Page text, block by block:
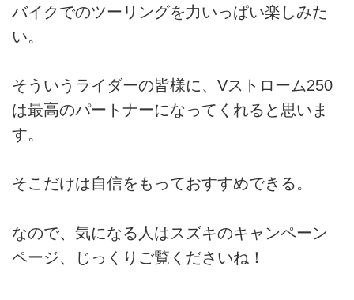
バイクでのツーリングを力いっぱい楽しみた
い。
そういうライダーの皆様に、Vストローム250
は最高のパートナーになってくれると思いま
す。
そこだけは自信をもっておすすめできる。
なので、気になる人はスズキのキャンペーン
ページ、じっくりご覧くださいね！